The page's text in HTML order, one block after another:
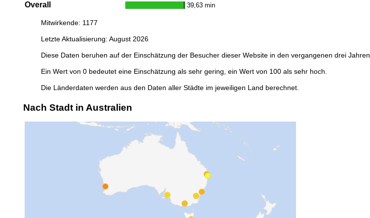
Overall 39,63 min
Mitwirkende: 1177
Letzte Aktualisierung: August 2026
Diese Daten beruhen auf der Einschätzung der Besucher dieser Website in den vergangenen drei Jahren.
Ein Wert von 0 bedeutet eine Einschätzung als sehr gering, ein Wert von 100 als sehr hoch.
Die Länderdaten werden aus den Daten aller Städte im jeweiligen Land berechnet.
Nach Stadt in Australien